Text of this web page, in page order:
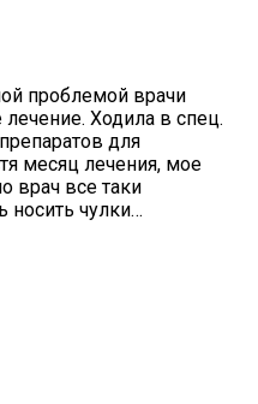
проблемой врачи
Ходила в спец.
для
месяц лечения, мое
врач все таки
носить чулки…